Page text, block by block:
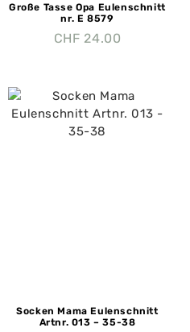
Große Tasse Opa Eulenschnitt
nr. E 8579
CHF 24.00
Socken Mama Eulenschnitt
Artnr. 013 – 35-38